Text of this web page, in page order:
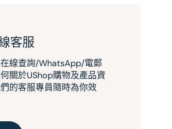
客服
線查詢/WhatsApp/電郵
關於UShop購物及產品資
的客服專員隨時為你效